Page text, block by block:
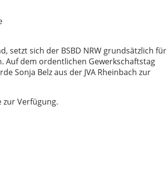
setzt sich der BSBD NRW grundsätzlich für
Auf dem ordentlichen Gewerkschaftstag
Sonja Belz aus der JVA Rheinbach zur
zur Verfügung.